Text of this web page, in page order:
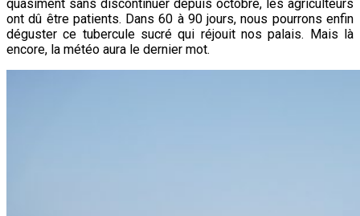
quasiment sans discontinuer depuis octobre, les agriculteurs
ont dû être patients. Dans 60 à 90 jours, nous pourrons enfin
déguster ce tubercule sucré qui réjouit nos palais. Mais là
encore, la météo aura le dernier mot.